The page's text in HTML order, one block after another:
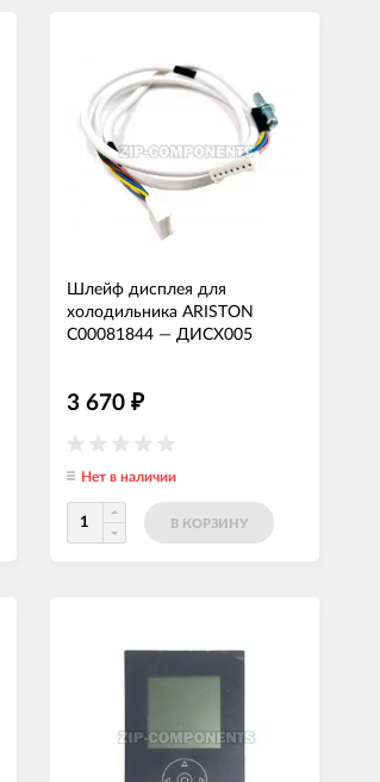
Шлейф дисплея для
холодильника ARISTON
C00081844 — ДИСХ005
3 670 ₽
Нет в наличии
В КОРЗИНУ